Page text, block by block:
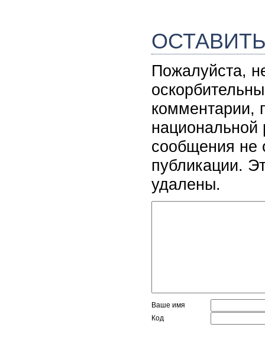
Пожалуйста,
комментарии,
национальной
сообщения не
публикации.
удалены.
Ваше имя
Код